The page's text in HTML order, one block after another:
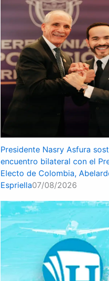
Presidente Nasry Asfura
encuentro bilateral con el
Electo de Colombia,
Espriella07/08/2026